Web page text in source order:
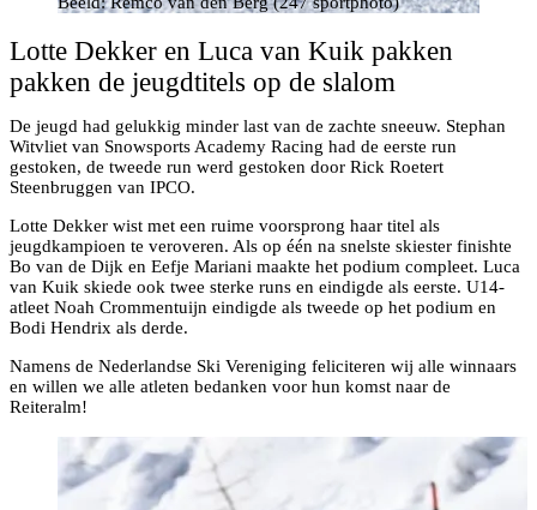
Lotte Dekker en Luca van Kuik pakken
pakken de jeugdtitels op de slalom
De jeugd had gelukkig minder last van de zachte sneeuw. Stephan
Witvliet van Snowsports Academy Racing had de eerste run
gestoken, de tweede run werd gestoken door Rick Roetert
Steenbruggen van IPCO.
Lotte Dekker wist met een ruime voorsprong haar titel als
jeugdkampioen te veroveren. Als op één na snelste skiester finishte
Bo van de Dijk en Eefje Mariani maakte het podium compleet. Luca
van Kuik skiede ook twee sterke runs en eindigde als eerste. U14-
atleet Noah Crommentuijn eindigde als tweede op het podium en
Bodi Hendrix als derde.
Namens de Nederlandse Ski Vereniging feliciteren wij alle winnaars
en willen we alle atleten bedanken voor hun komst naar de
Reiteralm!